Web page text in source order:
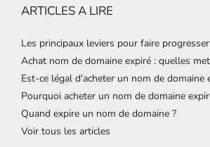
ARTICLES A LIRE
Les principaux leviers pour faire
Achat nom de domaine expiré : quelles
Est-ce légal d'acheter un nom de domaine
Pourquoi acheter un nom de domaine
Quand expire un nom de domaine ?
Voir tous les articles